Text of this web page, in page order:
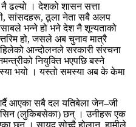
ढल्यो । देशको शासन सत्ता
सांसदहरू, ठूला नेता सबै अलप
भन्ने हो भने देश नै शून्यताको
हो, जसले अब चुनाव मात्रै
आन्दोलनले सरकारी संरचना
नियुक्ति भएपछि बस्ने
भयो । यस्तो समस्या अब के केमा
आएका सबै दल यतिबेला जेन–जी
(लुकिबसेका) छन् । उनीहरू एक
छन् । सायद सोच्दै होलान्, हामीले